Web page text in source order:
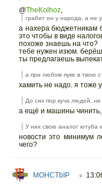
@TheKolhoz,
грабит он у народа, а не
а нахера бюджетникам
это чтобы в виде
похоже знаешь на что?
тебе нужен изюм.
ты предлагаешь
а при любом пуке в твою
хамить не надо. я тоже
До сих пор куча людей,
а ещё и машины чинить,
У них свою аналог ютуба
новости это минимум
чего?
MOHCTbIP ○